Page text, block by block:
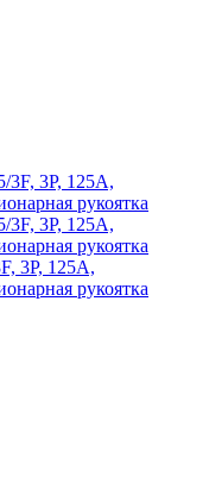
3P, 125А,
рукоятка